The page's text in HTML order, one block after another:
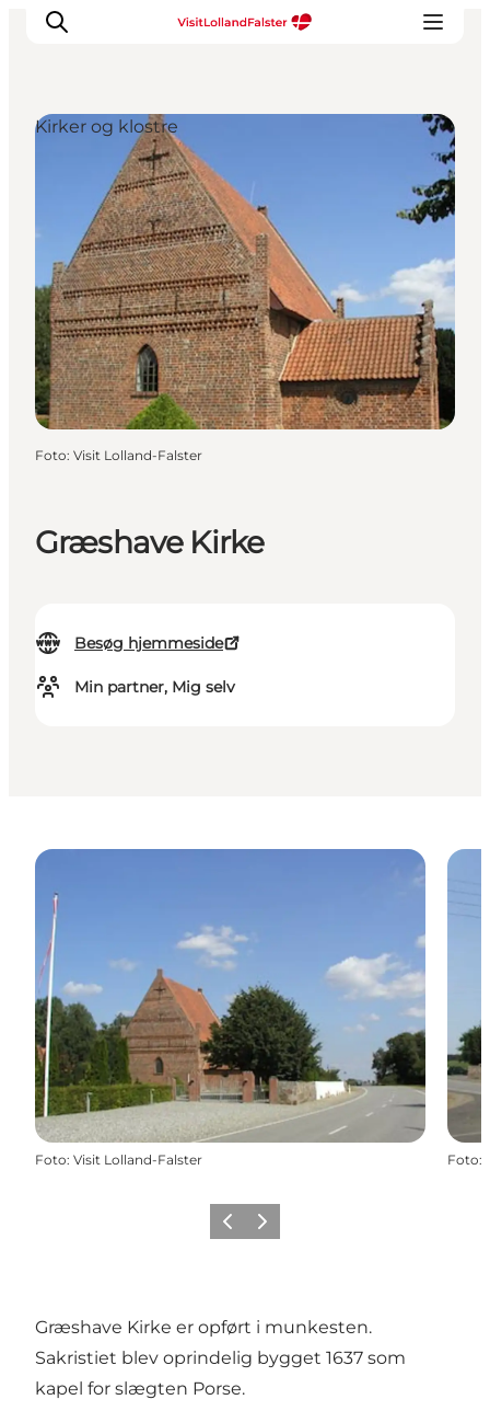
Oplevelser
I naturen
For børn
Kultur
Gastronomi
Planlæg din ferie
Græshave Kirke
Besøg hjemmeside
Min partner, Mig selv
Kirker og klostre
Foto: Visit Lolland-Falster
Foto: Visit Lolland-Falster Foto:
ForrigeNæste
Græshave Kirke er opført i munkesten.
Sakristiet blev oprindelig bygget 1637 som
kapel for slægten Porse.